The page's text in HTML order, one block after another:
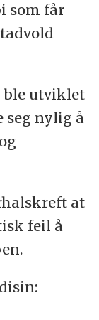
som får
ble utviklet
seg nylig å
at
feil å